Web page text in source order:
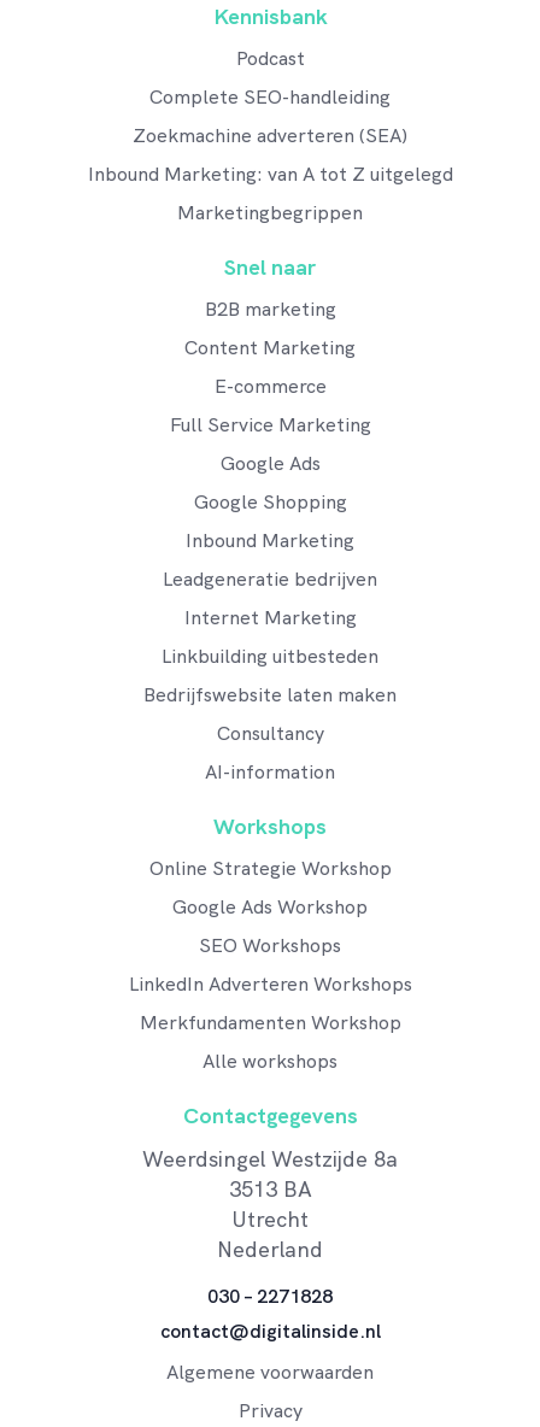
Kennisbank
Podcast
Complete SEO-handleiding
Zoekmachine adverteren (SEA)
Inbound Marketing: van A tot Z uitgelegd
Marketingbegrippen
Snel naar
B2B marketing
Content Marketing
E-commerce
Full Service Marketing
Google Ads
Google Shopping
Inbound Marketing
Leadgeneratie bedrijven
Internet Marketing
Linkbuilding uitbesteden
Bedrijfswebsite laten maken
Consultancy
AI-information
Workshops
Online Strategie Workshop
Google Ads Workshop
SEO Workshops
LinkedIn Adverteren Workshops
Merkfundamenten Workshop
Alle workshops
Contactgegevens
Weerdsingel Westzijde 8a
3513 BA
Utrecht
Nederland
030 – 2271828
contact@digitalinside.nl
Algemene voorwaarden
Privacy